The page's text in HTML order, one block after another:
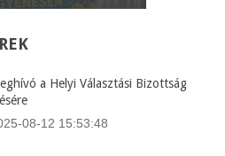
a Helyi Választási Bizottság
08-12 15:53:48